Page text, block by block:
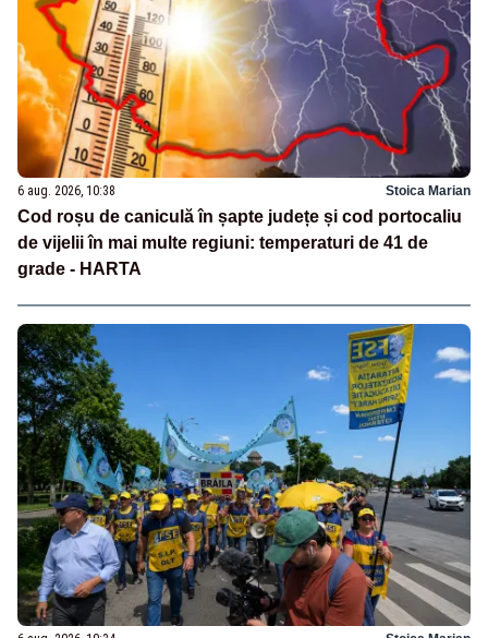
6 aug. 2026, 10:38 Stoica Marian
Cod roșu de caniculă în șapte județe și cod portocaliu
de vijelii în mai multe regiuni: temperaturi de 41 de
grade - HARTA